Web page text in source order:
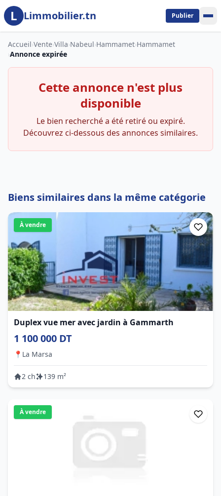
Aller au contenu principal
L Limmobilier.tn Publier
Accueil›Vente›Villa›Nabeul›Hammamet›Hammamet
›Annonce expirée
Cette annonce n'est plus
disponible
Le bien recherché a été retiré ou expiré.
Découvrez ci-dessous des annonces similaires.
Biens similaires dans la même catégorie
À vendre
Duplex vue mer avec jardin à Gammarth
1 100 000 DT
📍 La Marsa
2 ch 139 m²
À vendre